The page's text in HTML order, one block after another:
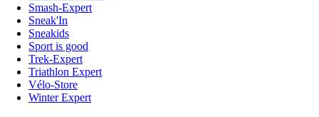
Smash-Expert
Sneak'In
Sneakids
Sport is good
Trek-Expert
Triathlon Expert
Vélo-Store
Winter Expert